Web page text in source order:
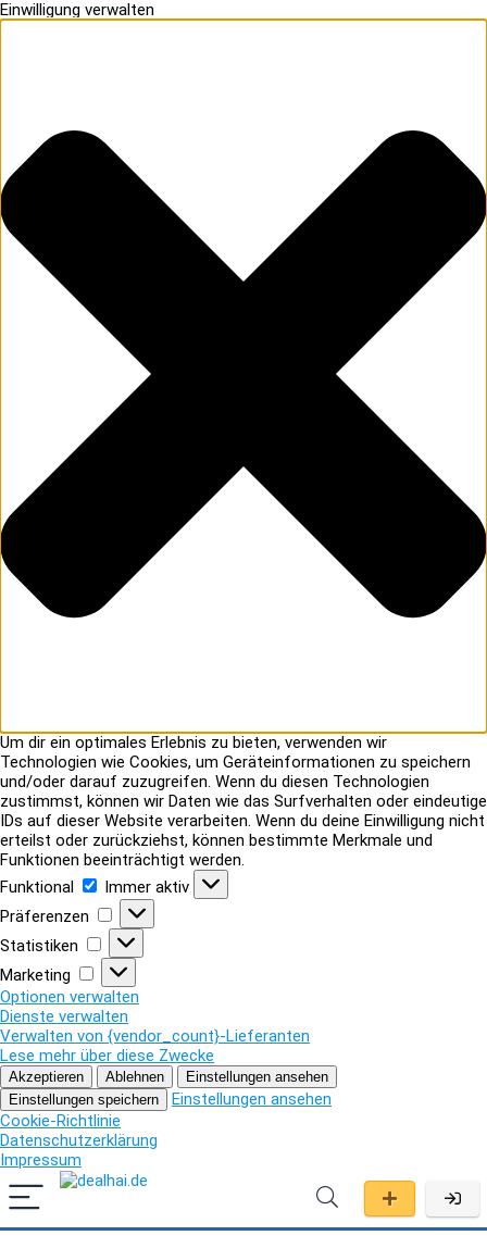
Einwilligung verwalten
Um dir ein optimales Erlebnis zu bieten, verwenden wir
Technologien wie Cookies, um Geräteinformationen zu speichern
und/oder darauf zuzugreifen. Wenn du diesen Technologien
zustimmst, können wir Daten wie das Surfverhalten oder eindeutige
IDs auf dieser Website verarbeiten. Wenn du deine Einwilligung nicht
erteilst oder zurückziehst, können bestimmte Merkmale und
Funktionen beeinträchtigt werden.
Funktional
Funktional
Immer aktiv
Präferenzen
Präferenzen
Statistiken
Statistiken
Marketing
Marketing
Optionen verwalten
Dienste verwalten
Verwalten von {vendor_count}-Lieferanten
Lese mehr über diese Zwecke
Akzeptieren Ablehnen
Einstellungen ansehen
Einstellungen speichern
Einstellungen ansehen
Cookie-Richtlinie
Datenschutzerklärung
Impressum